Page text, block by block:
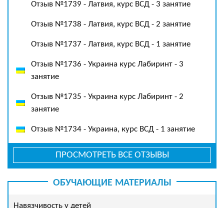
Отзыв №1739 - Латвия, курс ВСД - 3 занятие
Отзыв №1738 - Латвия, курс ВСД - 2 занятие
Отзыв №1737 - Латвия, курс ВСД - 1 занятие
Отзыв №1736 - Украина курс Лабиринт - 3
занятие
Отзыв №1735 - Украина курс Лабиринт - 2
занятие
Отзыв №1734 - Украина, курс ВСД - 1 занятие
ПРОСМОТРЕТЬ ВСЕ ОТЗЫВЫ
ОБУЧАЮЩИЕ МАТЕРИАЛЫ
Навязчивость у детей